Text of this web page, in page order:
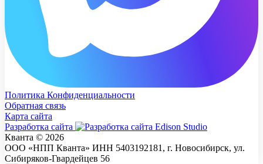
Политика Конфиденциальности
Обратная связь
Карта сайта
Разработка сайта
Кванта © 2026
ООО «НПП Кванта» ИНН 5403192181, г. Новосибирск, ул.
Сибиряков-Гвардейцев 56